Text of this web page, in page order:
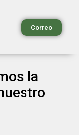
Correo
la